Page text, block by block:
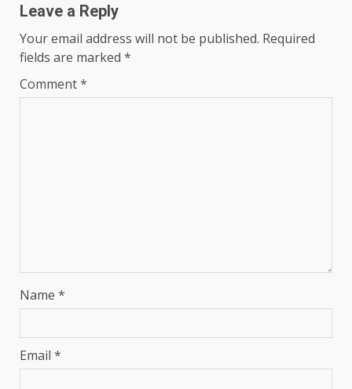
Leave a Reply
Your email address will not be published. Required
fields are marked *
Comment*
Name *
Email *